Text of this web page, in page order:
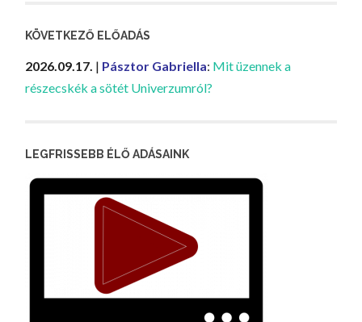
KÖVETKEZŐ ELŐADÁS
2026.09.17. | Pásztor Gabriella: Mit üzennek a
részecskék a sötét Univerzumról?
LEGFRISSEBB ÉLŐ ADÁSAINK